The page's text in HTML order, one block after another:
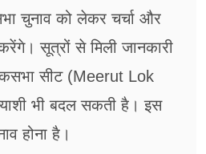
चुनाव को लेकर चर्चा और
सूत्रों से मिली जानकारी
सीट (Meerut Lok
भी बदल सकती है। इस
होना है।